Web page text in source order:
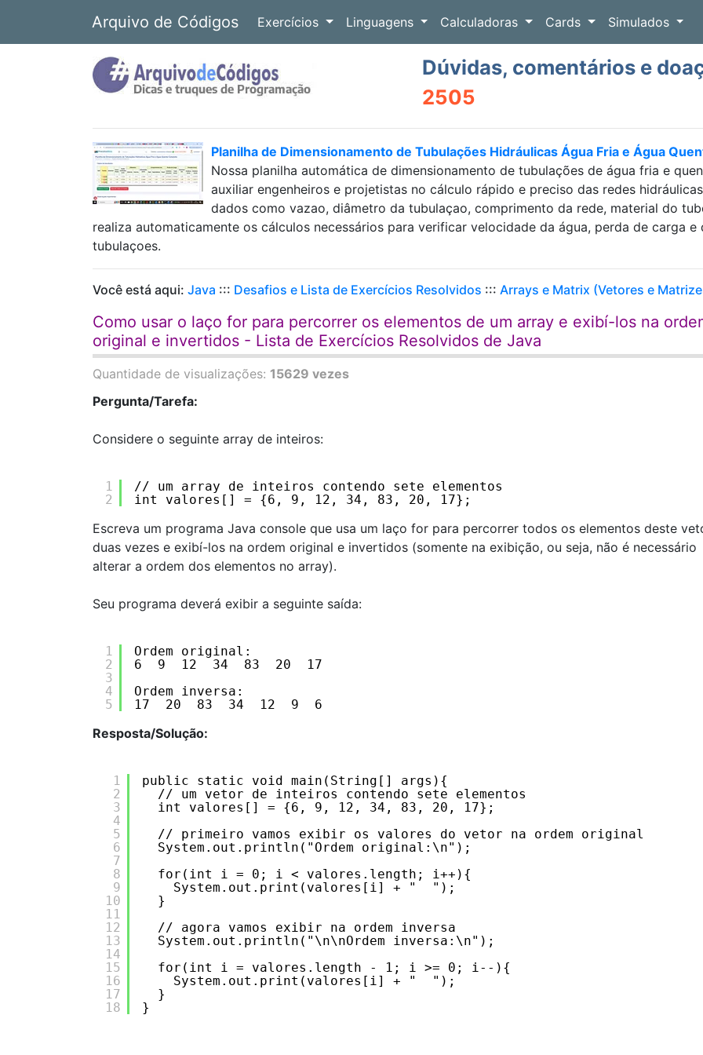
Arquivo de Códigos Exercícios Linguagens Calculadoras Cards Simulados
Dúvidas, comentários e
2505
Planilha de Dimensionamento de Tubulações Hidráulicas Água Fria e Água
Nossa planilha automática de dimensionamento de tubulações de água fria e
auxiliar engenheiros e projetistas no cálculo rápido e preciso das redes
dados como vazao, diâmetro da tubulaçao, comprimento da rede, material do
realiza automaticamente os cálculos necessários para verificar velocidade da água, perda de carga
tubulaçoes.
Você está aqui: Java ::: Desafios e Lista de Exercícios Resolvidos ::: Arrays e Matrix (Vetores e
Como usar o laço for para percorrer os elementos de um array e exibí-los na
original e invertidos - Lista de Exercícios Resolvidos de Java
Quantidade de visualizações: 15629 vezes
Pergunta/Tarefa:
Considere o seguinte array de inteiros:
1
2
// um array de inteiros contendo sete elementos
int valores[] = {6, 9, 12, 34, 83, 20, 17};
Escreva um programa Java console que usa um laço for para percorrer todos os elementos deste
duas vezes e exibí-los na ordem original e invertidos (somente na exibição, ou seja, não é necessário
alterar a ordem dos elementos no array).
Seu programa deverá exibir a seguinte saída:
1
2
3
4
5
Ordem original:
6  9  12  34  83  20  17
Ordem inversa:
17  20  83  34  12  9  6
Resposta/Solução:
1
2
3
4
5
6
7
8
9
10
11
12
13
14
15
16
17
18
public static void main(String[] args){
// um vetor de inteiros contendo sete elementos
int valores[] = {6, 9, 12, 34, 83, 20, 17};
// primeiro vamos exibir os valores do vetor na ordem original
System.out.println("Ordem original:\n");
for(int i = 0; i < valores.length; i++){
System.out.print(valores[i] + "  ");
}
// agora vamos exibir na ordem inversa
System.out.println("\n\nOrdem inversa:\n");
for(int i = valores.length - 1; i >= 0; i--){
System.out.print(valores[i] + "  ");
}
}